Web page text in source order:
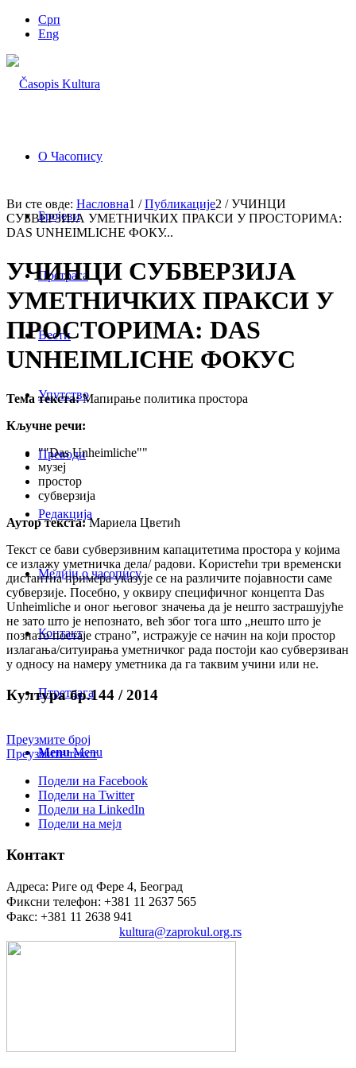
Срп
Eng
О Часопису
Бројеви
Претрага
Вести
Упутство
Преводи
Редакција
Медији о часопису
Контакт
Птретрага
Menu Menu
Ви сте овде: Насловна1 / Публикације2 / УЧИНЦИ
СУБВЕРЗИЈА УМЕТНИЧКИХ ПРАКСИ У ПРОСТОРИМА:
DAS UNHEIMLICHE ФОКУ...
УЧИНЦИ СУБВЕРЗИЈА
УМЕТНИЧКИХ ПРАКСИ У
ПРОСТОРИМА: DAS
UNHEIMLICHE ФОКУС
Тема текста:Мапирање политика простора
Кључне речи:
""Das Unheimliche""
музеј
простор
субверзија
Аутор текста:Мариела Цветић
Текст се бави субверзивним капацитетима простора у којима
се излажу уметничка дела/ радови. Kористећи три временски
дистантна примера указује се на различите појавности саме
субверзије. Посебно, у оквиру специфичног концепта Das
Unheimliche и оног његовог значења да је нешто застрашујуће
не зато што је непознато, већ због тога што „нешто што је
познато постаје страно”, истражује се начин на који простор
излагања/ситуирања уметничког рада постоји као субверзиван
у односу на намеру уметника да га таквим учини или не.
Култура бр.144 / 2014
Преузмите број
Преузмите текст
Подели на Facebook
Подели на Twitter
Подели на LinkedIn
Подели на мејл
Контакт
Адреса: Риге од Фере 4, Београд
Фиксни телефон: +381 11 2637 565
Факс: +381 11 2638 941
kultura@zaprokul.org.rs